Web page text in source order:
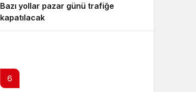
Bazı yollar pazar günü trafiğe
kapatılacak
6